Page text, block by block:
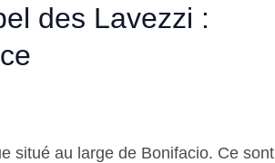
des Lavezzi :
situé au large de Bonifacio. Ce sont